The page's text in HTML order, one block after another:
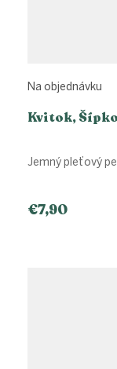
Kvitok,
Na objednávku
€7,90
Jemný pleťový